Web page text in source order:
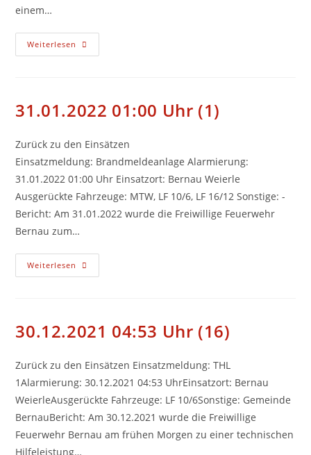
einem…
Weiterlesen 04.03.2022
20:55
31.01.2022 01:00 Uhr (1)
Zurück zu den Einsätzen
Einsatzmeldung: Brandmeldeanlage Alarmierung:
31.01.2022 01:00 Uhr Einsatzort: Bernau Weierle
Ausgerückte Fahrzeuge: MTW, LF 10/6, LF 16/12 Sonstige: -
Bericht: Am 31.01.2022 wurde die Freiwillige Feuerwehr
Bernau zum…
Weiterlesen 31.01.2022
01:00
30.12.2021 04:53 Uhr (16)
Zurück zu den Einsätzen Einsatzmeldung: THL
1Alarmierung: 30.12.2021 04:53 UhrEinsatzort: Bernau
WeierleAusgerückte Fahrzeuge: LF 10/6Sonstige: Gemeinde
BernauBericht: Am 30.12.2021 wurde die Freiwillige
Feuerwehr Bernau am frühen Morgen zu einer technischen
Hilfeleistung…